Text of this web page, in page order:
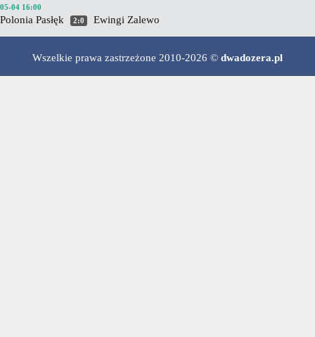
05-04 16:00
Polonia Pasłęk 2:0 Ewingi Zalewo
Wszelkie prawa zastrzeżone 2010-2026 © dwadozera.pl